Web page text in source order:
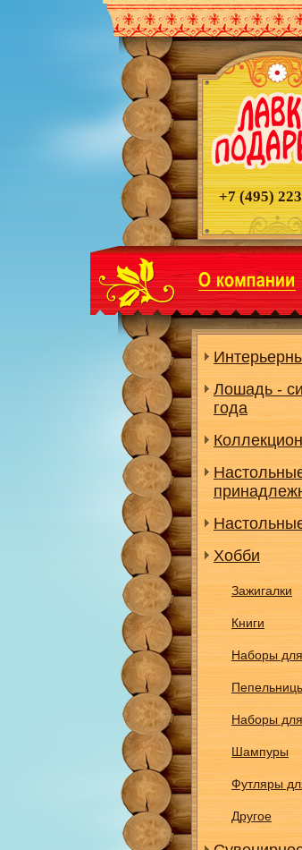
+7 (495)
Лошадь -
года
Хобби
Зажигалки
Книги
Наборы
Наборы
Шампуры
Футляры
Другое